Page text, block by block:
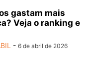
gastam mais
Veja o ranking e
- 6 de abril de 2026